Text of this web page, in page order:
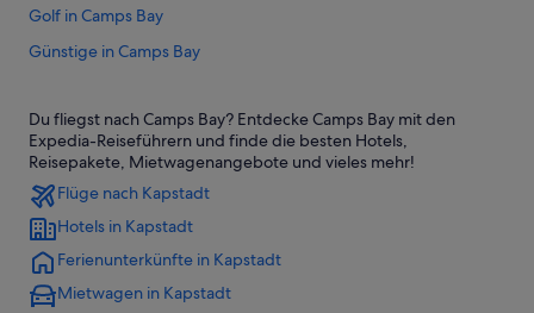
Golf in Camps Bay
Günstige in Camps Bay
Haustierfreundliche in Camps Bay
Strand in Camps Bay
Familien in Camps Bay
3-Sterne-Hotels in Camps Bay
Camps Bay: Hotels
Bakoven: Hotels
Du fliegst nach Camps Bay? Entdecke Camps Bay mit den
Expedia-Reiseführern und finde die besten Hotels,
Reisepakete, Mietwagenangebote und vieles mehr!
Flüge nach Kapstadt
Hotels in Kapstadt
Ferienunterkünfte in Kapstadt
Mietwagen in Kapstadt